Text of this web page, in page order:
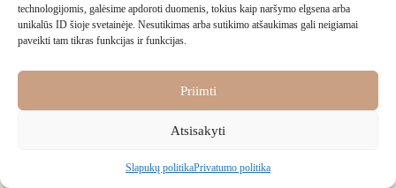
technologijomis, galėsime apdoroti duomenis, tokius kaip naršymo elgsena arba
unikalūs ID šioje svetainėje. Nesutikimas arba sutikimo atšaukimas gali neigiamai
paveikti tam tikras funkcijas ir funkcijas.
Priimti
Atsisakyti
Slapukų politikaPrivatumo politika
Grąžinimo taisyklės
Privatumo politika
Pirkimo – pardavimo taisyklės